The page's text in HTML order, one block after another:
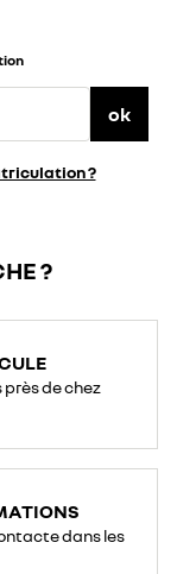
ok
?
?
de chez
dans les